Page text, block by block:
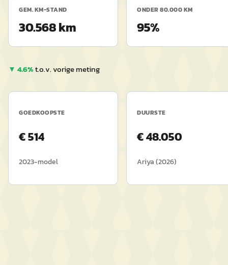
GEM. KM-STAND
30.568 km
ONDER 80.000 KM
95%
▼ 4.6%t.o.v. vorige meting
GOEDKOOPSTE
€514
2023-model
DUURSTE
€48.050
Ariya(2026)